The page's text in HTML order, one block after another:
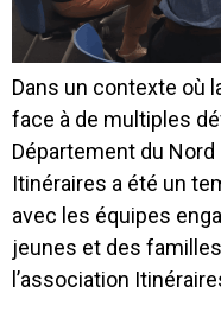
Dans un contexte où
face à de multiples
Département du Nord
Itinéraires a été un
avec les équipes
jeunes et des
l’association